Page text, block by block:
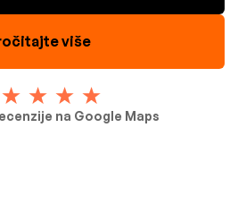
više
na Google Maps